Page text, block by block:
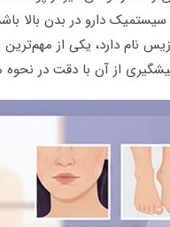
سیستمیک دارو در بدن
نام دارد، یکی از
از آن با دقت در